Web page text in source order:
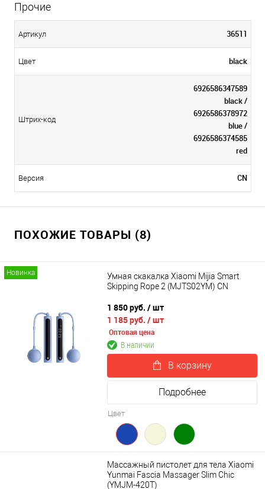
Прочие
Артикул 36511
Цвет black
Штрих-код
6926586347589
black /
6926586378972
blue /
6926586374585
red
Версия CN
ПОХОЖИЕ ТОВАРЫ (8)
Новинка
Умная скакалка Xiaomi Mijia Smart
Skipping Rope 2 (MJTS02YM) CN
1 850 руб. / шт
1 185 руб. / шт
Оптовая цена
В наличии
В корзину
Подробнее
Цвет
Массажный пистолет для тела Xiaomi
Yunmai Fascia Massager Slim Chic
(YMJM-420T)